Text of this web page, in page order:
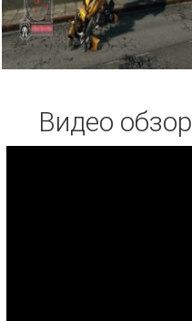
Видео обзор